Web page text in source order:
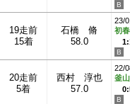
19走前
15着
石橋 脩
58.0
23/
初
20走前
5着
西村 淳也
57.0
22/
釜